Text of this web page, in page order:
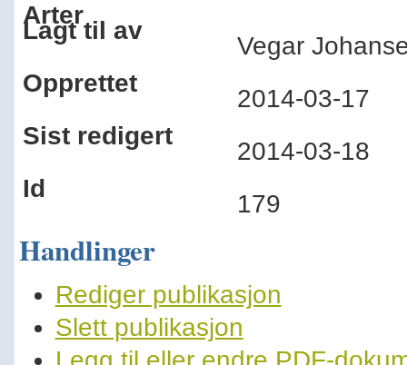
Arter
Lagt til av
Vegar
Opprettet
2014-03-17
Sist redigert
2014-03-18
Id
179
Handlinger
Rediger publikasjon
Slett publikasjon